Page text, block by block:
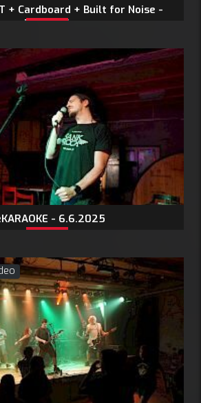
+ Cardboard + Built for Noise -
7.6.2025
- 6.6.2025